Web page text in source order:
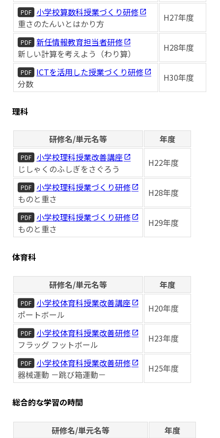
PDF
小学校算数科授業づくり研修
重さのたんいとはかり方
H27年度
PDF
新任情報教育担当者研修
新しい計算を考えよう（わり算）
H28年度
PDF
ICTを活用した授業づくり研修
分数
H30年度
理科
研修名/単元名等 年度
PDF
小学校理科授業改善講座
じしゃくのふしぎをさぐろう
H22年度
PDF
小学校理科授業づくり研修
ものと重さ
H28年度
PDF
小学校理科授業づくり研修
ものと重さ
H29年度
体育科
研修名/単元名等 年度
PDF
小学校体育科授業改善講座
ポートボール
H20年度
PDF
小学校体育科授業改善研修
フラッグ フットボール
H23年度
PDF
小学校体育科授業改善研修
器械運動 －跳び箱運動－
H25年度
総合的な学習の時間
研修名/単元名等 年度